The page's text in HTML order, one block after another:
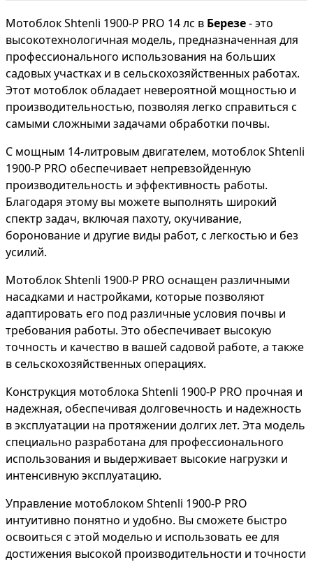
Мотоблок Shtenli 1900-P PRO 14 лс в Березе- это
высокотехнологичная модель, предназначенная для
профессионального использования на больших
садовых участках и в сельскохозяйственных работах.
Этот мотоблок обладает невероятной мощностью и
производительностью, позволяя легко справиться с
самыми сложными задачами обработки почвы.
С мощным 14-литровым двигателем, мотоблок Shtenli
1900-P PRO обеспечивает непревзойденную
производительность и эффективность работы.
Благодаря этому вы можете выполнять широкий
спектр задач, включая пахоту, окучивание,
боронование и другие виды работ, с легкостью и без
усилий.
Мотоблок Shtenli 1900-P PRO оснащен различными
насадками и настройками, которые позволяют
адаптировать его под различные условия почвы и
требования работы. Это обеспечивает высокую
точность и качество в вашей садовой работе, а также
в сельскохозяйственных операциях.
Конструкция мотоблока Shtenli 1900-P PRO прочная и
надежная, обеспечивая долговечность и надежность
в эксплуатации на протяжении долгих лет. Эта модель
специально разработана для профессионального
использования и выдерживает высокие нагрузки и
интенсивную эксплуатацию.
Управление мотоблоком Shtenli 1900-P PRO
интуитивно понятно и удобно. Вы сможете быстро
освоиться с этой моделью и использовать ее для
достижения высокой производительности и точности